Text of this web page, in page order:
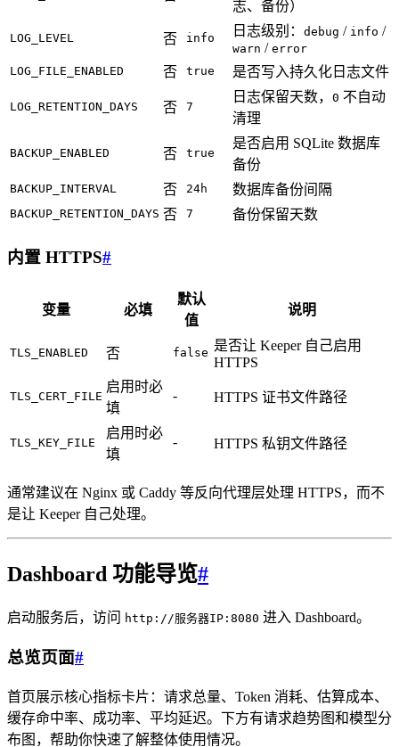
志、备份）
LOG_LEVEL 否 info 日志级别： debug / info /
warn / error
LOG_FILE_ENABLED
否 true 是否写入持久化日志文件
LOG_RETENTION_DAYS 否 7
日志保留天数， 0 不自动
清理
BACKUP_ENABLED 否 true
是否启用 SQLite 数据库
备份
BACKUP_INTERVAL 否 24h 数据库备份间隔
BACKUP_RETENTION_DAYS 否 7 备份保留天数
内置 HTTPS#
变量 必填
默认
值
说明
TLS_ENABLED 否 false 是否让 Keeper 自己启用
HTTPS
TLS_CERT_FILE
启用时必
填
- HTTPS 证书文件路径
TLS_KEY_FILE
启用时必
填
- HTTPS 私钥文件路径
通常建议在 Nginx 或 Caddy 等反向代理层处理 HTTPS，而不
是让 Keeper 自己处理。
Dashboard 功能导览#
启动服务后，访问 http://服务器IP:8080 进入 Dashboard。
总览页面#
首页展示核心指标卡片：请求总量、Token 消耗、估算成本、
缓存命中率、成功率、平均延迟。下方有请求趋势图和模型分
布图，帮助你快速了解整体使用情况。